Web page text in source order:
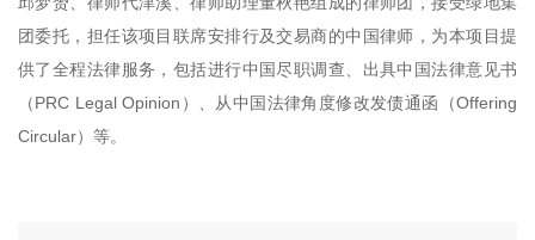
团委托，担任该项目联席安排行及交易商的中国律师，为本项目提
供了全程法律服务，包括进行中国尽职调查、出具中国法律意见书
（PRC Legal Opinion）、从中国法律角度修改发债通函（Offering
Circular）等。